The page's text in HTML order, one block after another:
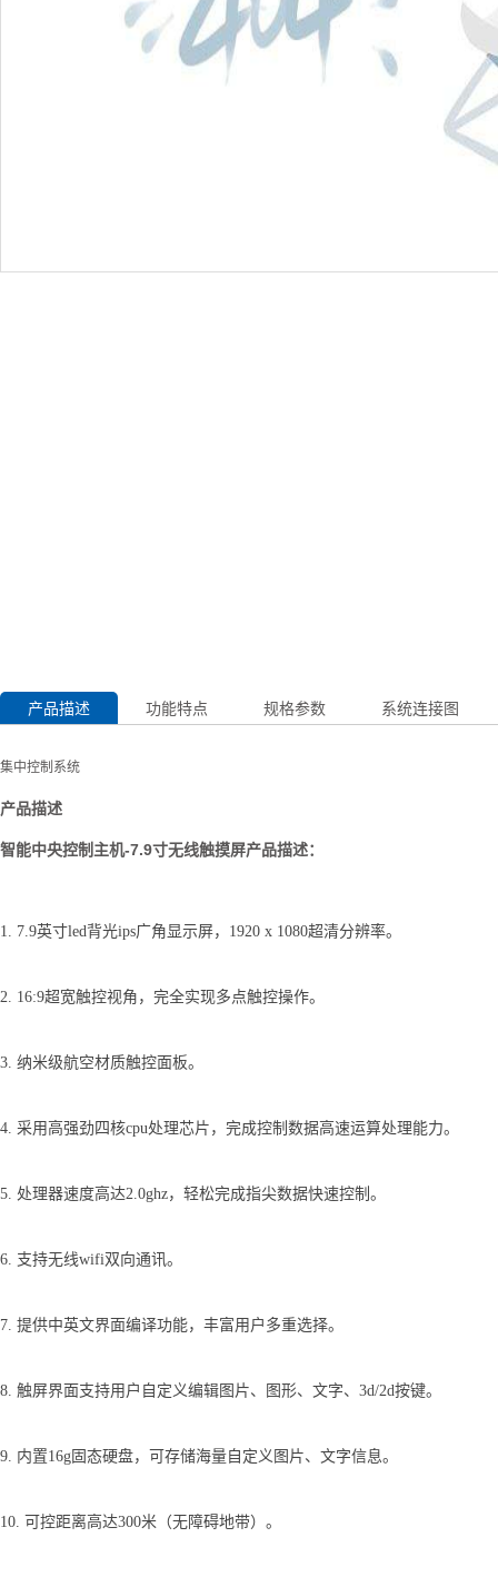
产品描述 功能特点 规格参数 系统连接图
集中控制系统
产品描述
智能中央控制主机-7.9寸无线触摸屏产品描述：
1. 7.9英寸led背光ips广角显示屏，1920 x 1080超清分辨率。
2. 16:9超宽触控视角，完全实现多点触控操作。
3. 纳米级航空材质触控面板。
4. 采用高强劲四核cpu处理芯片，完成控制数据高速运算处理能力。
5. 处理器速度高达2.0ghz，轻松完成指尖数据快速控制。
6. 支持无线wifi双向通讯。
7. 提供中英文界面编译功能，丰富用户多重选择。
8. 触屏界面支持用户自定义编辑图片、图形、文字、3d/2d按键。
9. 内置16g固态硬盘，可存储海量自定义图片、文字信息。
10. 可控距离高达300米（无障碍地带）。